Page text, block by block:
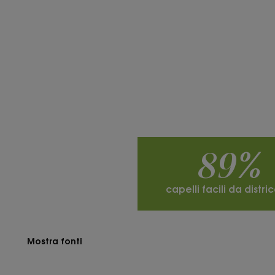
89%
capelli facili da
Mostra fonti